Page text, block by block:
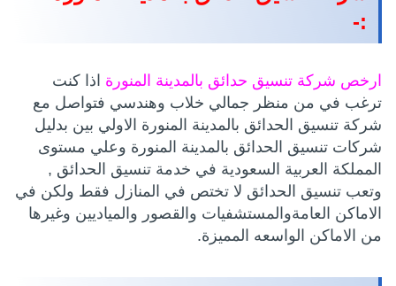
:-
ارخص شركة تنسيق حدائق بالمدينة المنورة اذا كنت
ترغب في من منظر جمالي خلاب وهندسي فتواصل مع
شركة تنسيق الحدائق بالمدينة المنورة الاولي بين بدليل
شركات تنسيق الحدائق بالمدينة المنورة وعلي مستوى
المملكة العربية السعودية في خدمة تنسيق الحدائق ,
وتعب تنسيق الحدائق لا تختص في المنازل فقط ولكن في
الاماكن العامةوالمستشفيات والقصور والمياديين وغيرها
من الاماكن الواسعه المميزة.